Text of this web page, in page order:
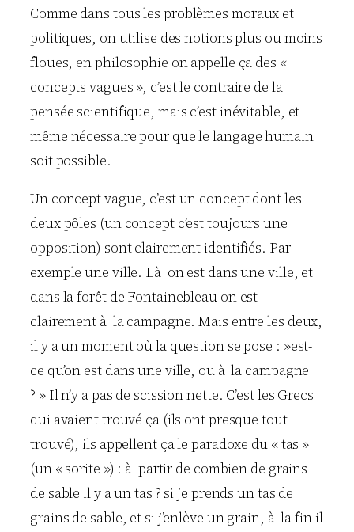
Comme dans tous les problèmes moraux et
politiques, on utilise des notions plus ou moins
floues, en philosophie on appelle ça des «
concepts vagues », c’est le contraire de la
pensée scientifique, mais c’est inévitable, et
même nécessaire pour que le langage humain
soit possible.
Un concept vague, c’est un concept dont les
deux pôles (un concept c’est toujours une
opposition) sont clairement identifiés. Par
exemple une ville. Là on est dans une ville, et
dans la forêt de Fontainebleau on est
clairement à la campagne. Mais entre les deux,
il y a un moment où la question se pose : »est-
ce qu’on est dans une ville, ou à la campagne
? » Il n’y a pas de scission nette. C’est les Grecs
qui avaient trouvé ça (ils ont presque tout
trouvé), ils appellent ça le paradoxe du « tas »
(un « sorite ») : à partir de combien de grains
de sable il y a un tas ? si je prends un tas de
grains de sable, et si j’enlève un grain, à la fin il